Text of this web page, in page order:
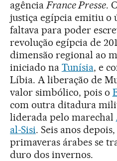
agênciaFrance Presse.
justiça egípcia emitiu o
faltava para poder
revolução egípcia de
dimensão regional ao
iniciado na Tunísia, e
Líbia. A liberação de
valor simbólico, pois o
com outra ditadura
liderada pelo marechal
al-Sisi. Seis anos
primaveras árabes se
duro dos invernos.